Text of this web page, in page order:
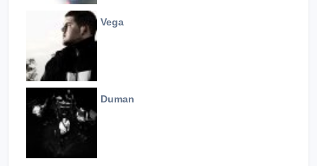
Vega
Duman